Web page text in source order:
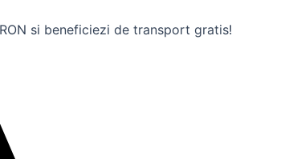
si beneficiezi de transport gratis!